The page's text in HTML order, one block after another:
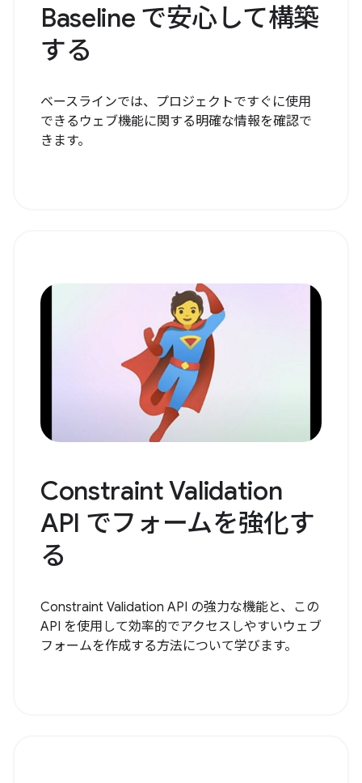
Baseline で安心して構築
する
ベースラインでは、プロジェクトですぐに使用
できるウェブ機能に関する明確な情報を確認で
きます。
Constraint Validation
API でフォームを強化す
る
Constraint Validation API の強力な機能と、この
API を使用して効率的でアクセスしやすいウェブ
フォームを作成する方法について学びます。